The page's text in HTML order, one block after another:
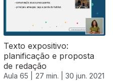
Texto expositivo:
planificação e proposta
de redação
Aula 65 | 27 min. | 30 jun. 2021